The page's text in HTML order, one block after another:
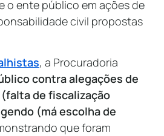
o ente público em ações de
civil propostas
, a Procuradoria
contra alegações de
de fiscalização
(má escolha de
que foram